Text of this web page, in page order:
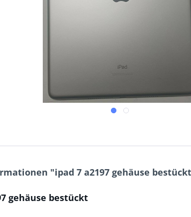
"ipad 7 a2197 gehäuse
gehäuse bestückt